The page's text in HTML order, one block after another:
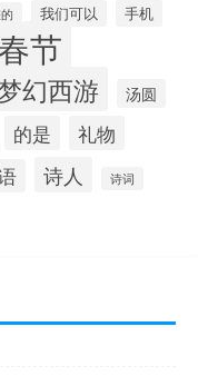
我们可以 手机
春节
幻西游 汤圆
的是 礼物
诗人 诗词